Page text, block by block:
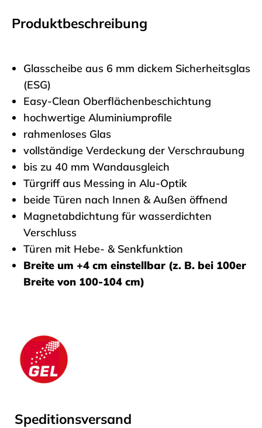
Produktbeschreibung
Glasscheibe aus 6 mm dickem Sicherheitsglas
(ESG)
Easy-Clean Oberflächenbeschichtung
hochwertige Aluminiumprofile
rahmenloses Glas
vollständige Verdeckung der Verschraubung
bis zu 40 mm Wandausgleich
Türgriff aus Messing in Alu-Optik
beide Türen nach Innen & Außen öffnend
Magnetabdichtung für wasserdichten
Verschluss
Türen mit Hebe- & Senkfunktion
Breite um +4 cm einstellbar (z. B. bei 100er
Breite von 100-104 cm)
Speditionsversand